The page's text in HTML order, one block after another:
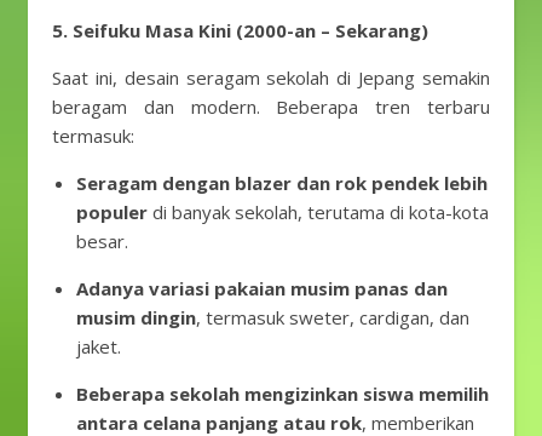
5. Seifuku Masa Kini (2000-an – Sekarang)
Saat ini, desain seragam sekolah di Jepang semakin
beragam dan modern. Beberapa tren terbaru
termasuk:
Seragam dengan blazer dan rok pendek lebih
populer di banyak sekolah, terutama di kota-kota
besar.
Adanya variasi pakaian musim panas dan
musim dingin, termasuk sweter, cardigan, dan
jaket.
Beberapa sekolah mengizinkan siswa memilih
antara celana panjang atau rok, memberikan